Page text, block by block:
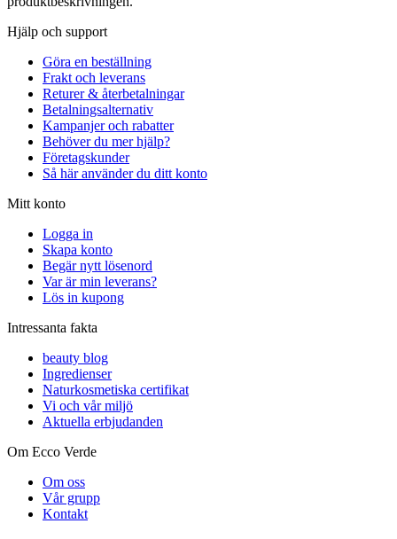
Hjälp och support
Göra en beställning
Frakt och leverans
Returer & återbetalningar
Betalningsalternativ
Kampanjer och rabatter
Behöver du mer hjälp?
Företagskunder
Så här använder du ditt konto
Mitt konto
Logga in
Skapa konto
Begär nytt lösenord
Var är min leverans?
Lös in kupong
Intressanta fakta
beauty blog
Ingredienser
Naturkosmetiska certifikat
Vi och vår miljö
Aktuella erbjudanden
Om Ecco Verde
Om oss
Vår grupp
Kontakt